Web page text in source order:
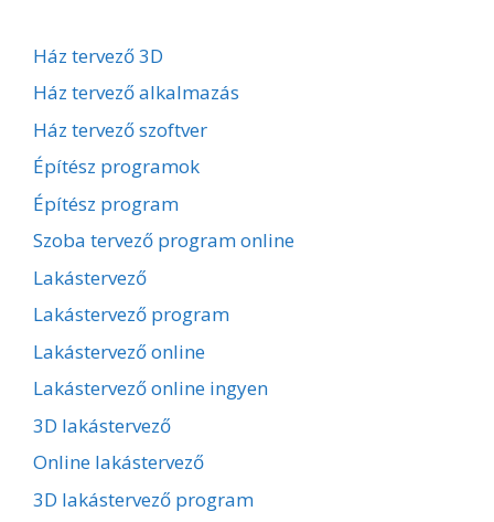
Ház tervező 3D
Ház tervező alkalmazás
Ház tervező szoftver
Építész programok
Építész program
Szoba tervező program online
Lakástervező
Lakástervező program
Lakástervező online
Lakástervező online ingyen
3D lakástervező
Online lakástervező
3D lakástervező program